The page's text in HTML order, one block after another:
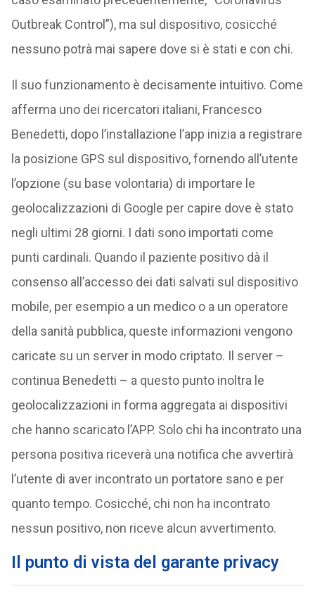
Outbreak Control”), ma sul dispositivo, cosicché
nessuno potrà mai sapere dove si è stati e con chi.
Il suo funzionamento è decisamente intuitivo. Come
afferma uno dei ricercatori italiani, Francesco
Benedetti, dopo l’installazione l’app inizia a registrare
la posizione GPS sul dispositivo, fornendo all’utente
l’opzione (su base volontaria) di importare le
geolocalizzazioni di Google per capire dove è stato
negli ultimi 28 giorni. I dati sono importati come
punti cardinali. Quando il paziente positivo dà il
consenso all’accesso dei dati salvati sul dispositivo
mobile, per esempio a un medico o a un operatore
della sanità pubblica, queste informazioni vengono
caricate su un server in modo criptato. Il server –
continua Benedetti – a questo punto inoltra le
geolocalizzazioni in forma aggregata ai dispositivi
che hanno scaricato l’APP. Solo chi ha incontrato una
persona positiva riceverà una notifica che avvertirà
l’utente di aver incontrato un portatore sano e per
quanto tempo. Cosicché, chi non ha incontrato
nessun positivo, non riceve alcun avvertimento.
Il punto di vista del garante privacy